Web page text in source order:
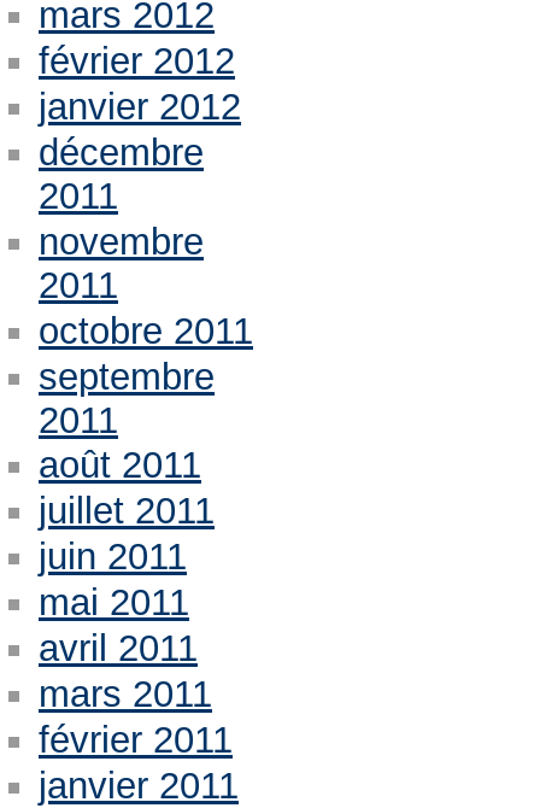
mars 2012
février 2012
janvier 2012
décembre
2011
novembre
2011
octobre 2011
septembre
2011
août 2011
juillet 2011
juin 2011
mai 2011
avril 2011
mars 2011
février 2011
janvier 2011